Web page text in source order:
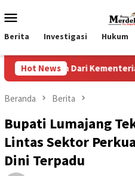
ke
kontenMobile
Berita Investigasi Hukum
Hot News
Kementerian
Beranda Berita
Bupati Lumajang
Lintas Sektor
Dini Terpadu